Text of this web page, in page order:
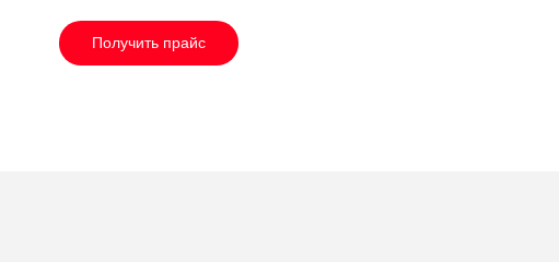
Получить прайс